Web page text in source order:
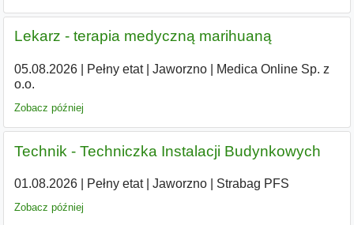
Lekarz - terapia medyczną marihuaną
05.08.2026| Pełny etat| Jaworzno|
Medica Online Sp. z
o.o.
Zobacz później
Technik - Techniczka Instalacji Budynkowych
01.08.2026| Pełny etat| Jaworzno| Strabag PFS
Zobacz później